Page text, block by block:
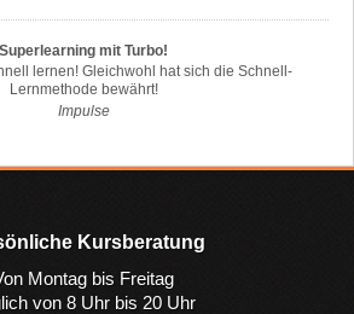
Superlearning mit Turbo!
lernen! Gleichwohl hat sich die Schnell-
Lernmethode bewährt!
Impulse
Kursberatung
Montag bis Freitag
von 8 Uhr bis 20 Uhr